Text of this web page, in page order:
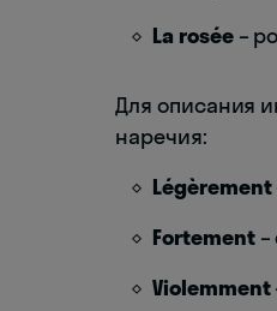
La rosée–
Для описания
наречия:
Légèrement
Fortement–
Violemment